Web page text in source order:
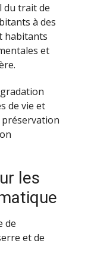
du trait de
à des
habitants
et
de vie et
préservation
les
de
et de